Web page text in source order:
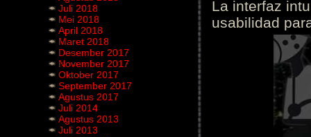
Juli 2018
Mei 2018
April 2018
Maret 2018
Desember 2017
November 2017
Oktober 2017
September 2017
Agustus 2017
Juli 2014
Agustus 2013
Juli 2013
La interfaz
usabilidad